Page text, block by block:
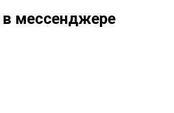
мессенджере